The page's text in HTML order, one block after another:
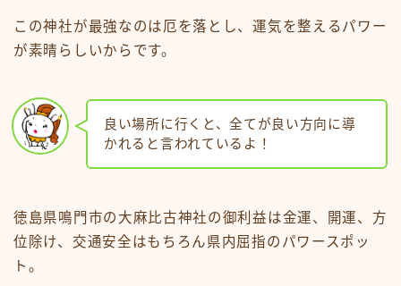
この神社が最強なのは厄を落とし、運気を整えるパワー
が素晴らしいからです。
良い場所に行くと、全てが良い方向に導
かれると言われているよ！
徳島県鳴門市の大麻比古神社の御利益は金運、開運、方
位除け、交通安全はもちろん県内屈指のパワースポッ
ト。